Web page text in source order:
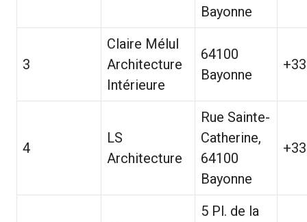
Bayonne
3
Claire Mélul
Architecture
Intérieure
64100
Bayonne
4
LS
Architecture
Rue Sainte-
Catherine,
64100
Bayonne
5 Pl. de la